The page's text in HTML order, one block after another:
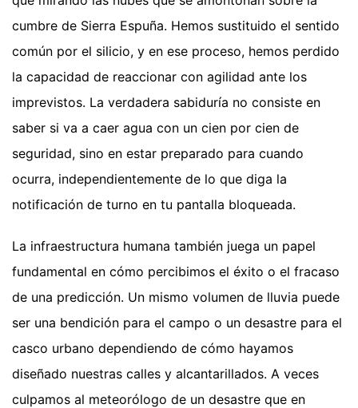
cumbre de Sierra Espuña. Hemos sustituido el sentido
común por el silicio, y en ese proceso, hemos perdido
la capacidad de reaccionar con agilidad ante los
imprevistos. La verdadera sabiduría no consiste en
saber si va a caer agua con un cien por cien de
seguridad, sino en estar preparado para cuando
ocurra, independientemente de lo que diga la
notificación de turno en tu pantalla bloqueada.
La infraestructura humana también juega un papel
fundamental en cómo percibimos el éxito o el fracaso
de una predicción. Un mismo volumen de lluvia puede
ser una bendición para el campo o un desastre para el
casco urbano dependiendo de cómo hayamos
diseñado nuestras calles y alcantarillados. A veces
culpamos al meteorólogo de un desastre que en